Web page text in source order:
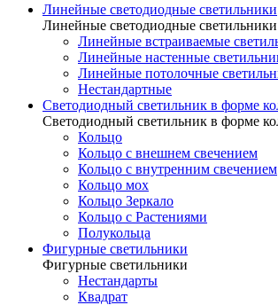
Линейные светодиодные светильники
Линейные светодиодные светильники
Линейные встраиваемые
Линейные настенные
Линейные потолочные
Нестандартные
Светодиодный светильник в форме
Светодиодный светильник в форме
Кольцо
Кольцо с внешнем свечением
Кольцо с внутренним свечением
Кольцо мох
Кольцо Зеркало
Кольцо с Растениями
Полукольца
Фигурные светильники
Фигурные светильники
Нестандарты
Квадрат